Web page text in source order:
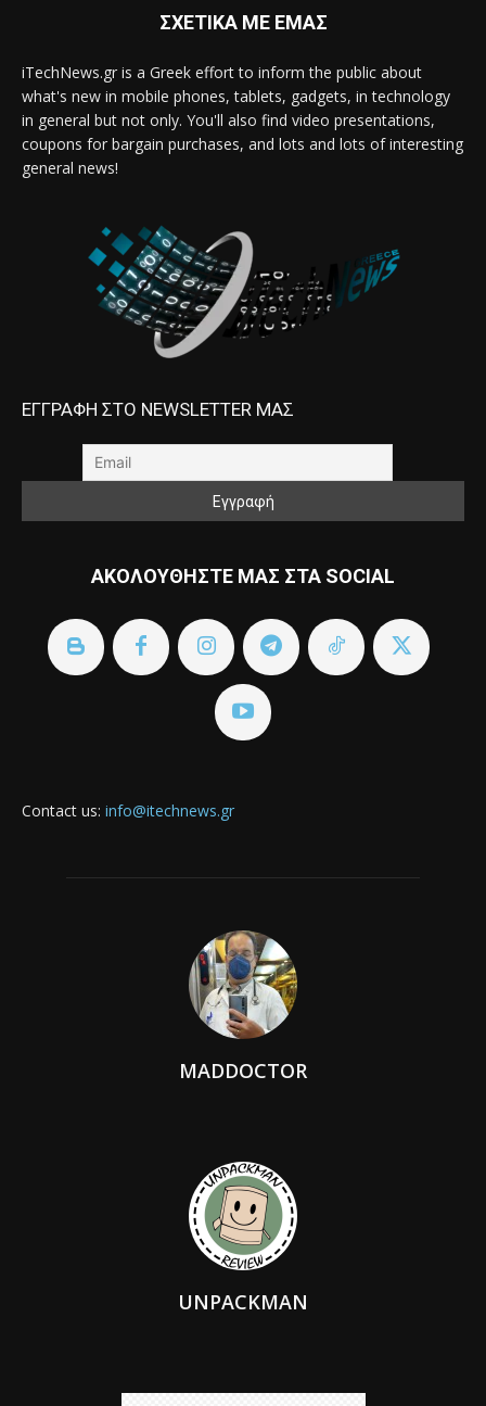
ΣΧΕΤΙΚΑ ΜΕ ΕΜΑΣ
iTechNews.gr is a Greek effort to inform the public about
what's new in mobile phones, tablets, gadgets, in technology
in general but not only. You'll also find video presentations,
coupons for bargain purchases, and lots and lots of interesting
general news!
ΕΓΓΡΑΦΗ ΣΤΟ NEWSLETTER ΜΑΣ
ΑΚΟΛΟΥΘΗΣΤΕ ΜΑΣ ΣΤΑ SOCIAL
Contact us: info@itechnews.gr
MADDOCTOR
UNPACKMAN